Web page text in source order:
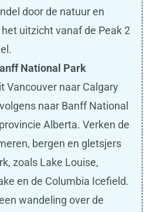
door de natuur en
uitzicht vanaf de Peak 2
National Park
Vancouver naar Calgary
naar Banff National
Alberta. Verken de
bergen en gletsjers
zoals Lake Louise,
en de Columbia Icefield.
wandeling over de